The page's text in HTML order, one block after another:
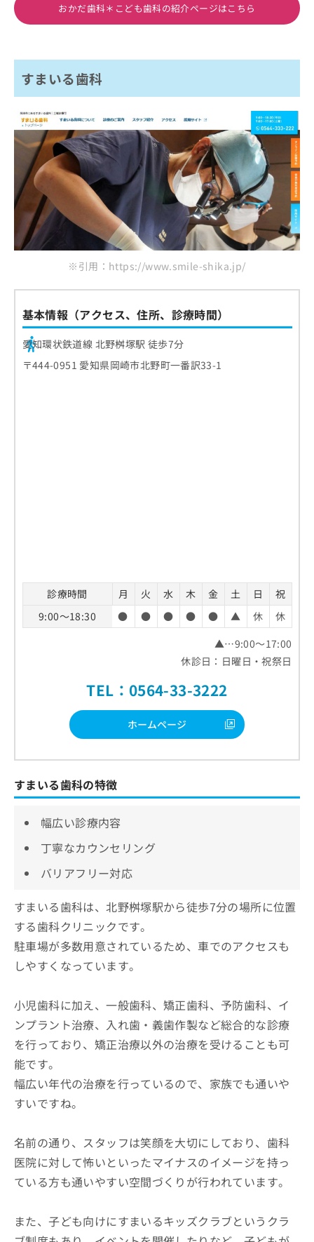
おかだ歯科＊こども歯科の紹介ページはこちら
すまいる歯科
※引用：https://www.smile-shika.jp/
基本情報（アクセス、住所、診療時間）
愛知環状鉄道線 北野桝塚駅 徒歩7分
〒444-0951 愛知県岡崎市北野町一番訳33-1
診療時間 月 火 水 木 金 土 日
祝
9:00～18:30
● ● ● ● ● ▲ 休
休
▲…9:00～17:00
休診日：日曜日・祝祭日
TEL：0564-33-3222
ホームページ
すまいる歯科の特徴
幅広い診療内容
丁寧なカウンセリング
バリアフリー対応
すまいる歯科は、北野桝塚駅から徒歩7分の場所に位置
する歯科クリニックです。
駐車場が多数用意されているため、車でのアクセスも
しやすくなっています。
小児歯科に加え、一般歯科、矯正歯科、予防歯科、イ
ンプラント治療、入れ歯・義歯作製など総合的な診療
を行っており、矯正治療以外の治療を受けることも可
能です。
幅広い年代の治療を行っているので、家族でも通いや
すいですね。
名前の通り、スタッフは笑顔を大切にしており、歯科
医院に対して怖いといったマイナスのイメージを持っ
ている方も通いやすい空間づくりが行われています。
また、子ども向けにすまいるキッズクラブというクラ